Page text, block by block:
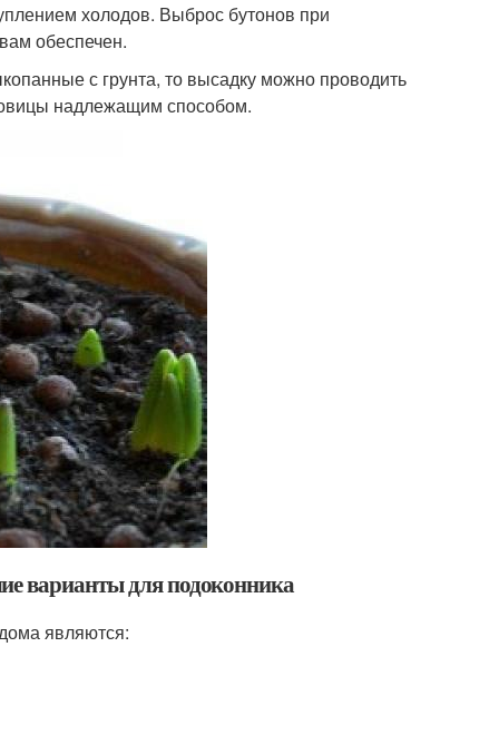
холодов. Выброс бутонов при
обеспечен.
с грунта, то высадку можно проводить
надлежащим способом.
варианты для подоконника
являются: